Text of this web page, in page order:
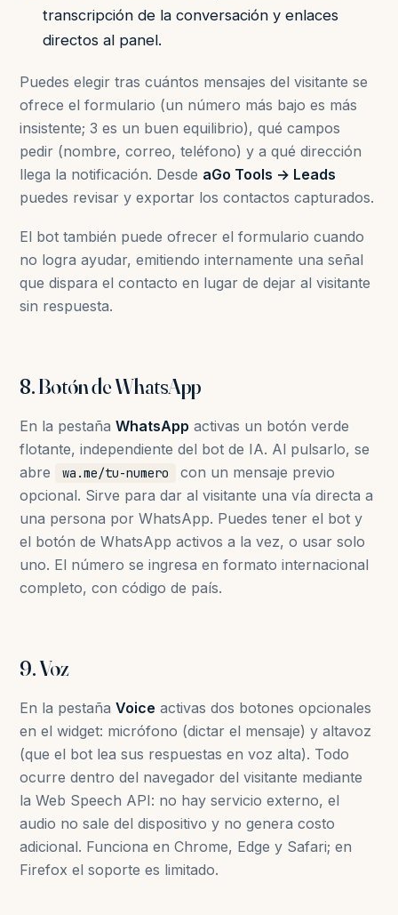
transcripción de la conversación y enlaces
directos al panel.
Puedes elegir tras cuántos mensajes del visitante se
ofrece el formulario (un número más bajo es más
insistente; 3 es un buen equilibrio), qué campos
pedir (nombre, correo, teléfono) y a qué dirección
llega la notificación. Desde aGo Tools → Leads
puedes revisar y exportar los contactos capturados.
El bot también puede ofrecer el formulario cuando
no logra ayudar, emitiendo internamente una señal
que dispara el contacto en lugar de dejar al visitante
sin respuesta.
8. Botón de WhatsApp
En la pestañaWhatsApp activas un botón verde
flotante, independiente del bot de IA. Al pulsarlo, se
abre
wa.me/tu-numero
con un mensaje previo
opcional. Sirve para dar al visitante una vía directa a
una persona por WhatsApp. Puedes tener el bot y
el botón de WhatsApp activos a la vez, o usar solo
uno. El número se ingresa en formato internacional
completo, con código de país.
9. Voz
En la pestañaVoice activas dos botones opcionales
en el widget: micrófono (dictar el mensaje) y altavoz
(que el bot lea sus respuestas en voz alta). Todo
ocurre dentro del navegador del visitante mediante
la Web Speech API: no hay servicio externo, el
audio no sale del dispositivo y no genera costo
adicional. Funciona en Chrome, Edge y Safari; en
Firefox el soporte es limitado.